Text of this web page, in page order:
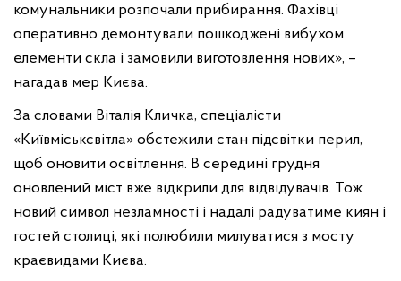
комунальники розпочали прибирання. Фахівці
оперативно демонтували пошкоджені вибухом
елементи скла і замовили виготовлення нових», –
нагадав мер Києва.
За словами Віталія Кличка, спеціалісти
«Київміськсвітла» обстежили стан підсвітки перил,
щоб оновити освітлення. В середині грудня
оновлений міст вже відкрили для відвідувачів. Тож
новий символ незламності і надалі радуватиме киян і
гостей столиці, які полюбили милуватися з мосту
краєвидами Києва.